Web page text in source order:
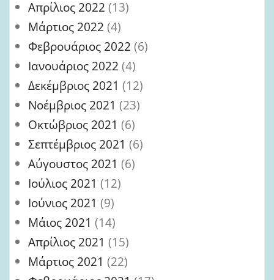
Απρίλιος 2022 (13)
Μάρτιος 2022 (4)
Φεβρουάριος 2022 (6)
Ιανουάριος 2022 (4)
Δεκέμβριος 2021 (12)
Νοέμβριος 2021 (23)
Οκτώβριος 2021 (6)
Σεπτέμβριος 2021 (6)
Αύγουστος 2021 (6)
Ιούλιος 2021 (12)
Ιούνιος 2021 (9)
Μάιος 2021 (14)
Απρίλιος 2021 (15)
Μάρτιος 2021 (22)